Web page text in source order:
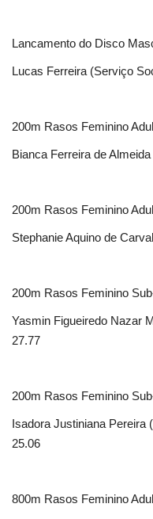
Lancamento do Disco
Lucas Ferreira (Serviço
200m Rasos Feminino
Bianca Ferreira de
200m Rasos Feminino
Stephanie Aquino de
200m Rasos Feminino
Yasmin Figueiredo Nazar
27.77
200m Rasos Feminino
Isadora Justiniana
25.06
800m Rasos Feminino